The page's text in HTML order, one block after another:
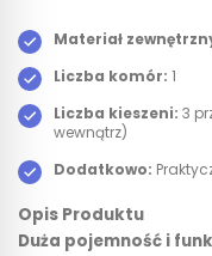
Materiał
Liczba komór: 1
Liczba kieszeni: 3
wewnątrz)
Dodatkowo:
Opis Produktu
Duża pojemność i